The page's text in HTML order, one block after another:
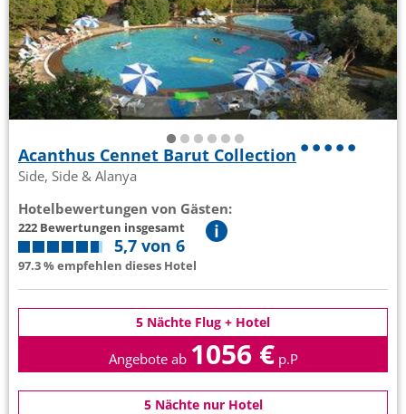
Acanthus Cennet Barut Collection
Side, Side & Alanya
Hotelbewertungen von Gästen:
222 Bewertungen insgesamt
5,7 von 6
97.3 % empfehlen dieses Hotel
5 Nächte Flug + Hotel
Angebote ab 1056 € p.P
5 Nächte nur Hotel